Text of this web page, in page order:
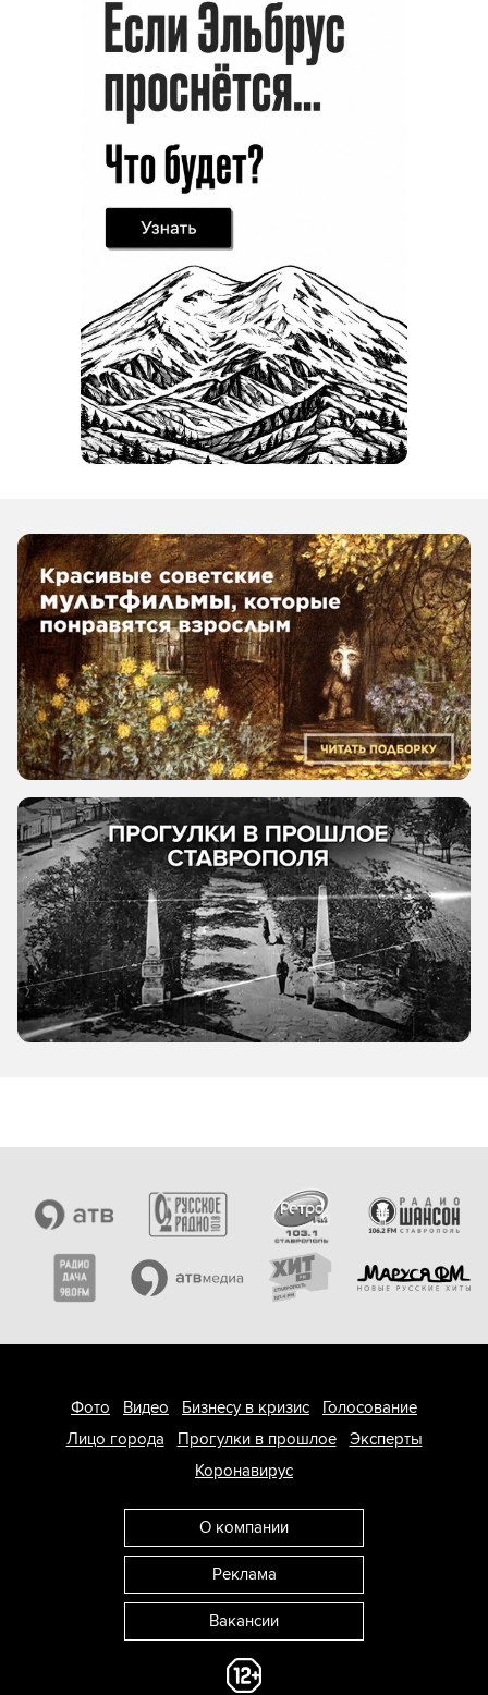
Фото Видео Бизнесу в кризис
Голосование
Лицо города
Прогулки в прошлое
Эксперты
Коронавирус
О компании
Реклама
Вакансии